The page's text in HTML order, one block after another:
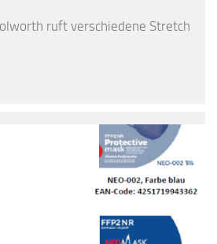
ruft verschiedene Stretch